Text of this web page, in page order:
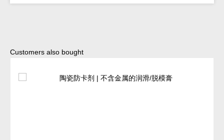
Skip product gallery
Customers also bought